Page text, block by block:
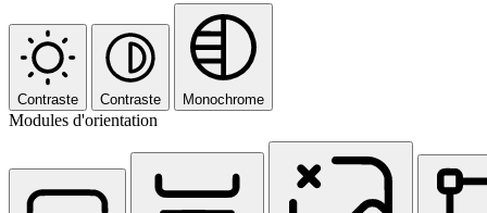
Contraste Contraste Monochrome
Modules d'orientation